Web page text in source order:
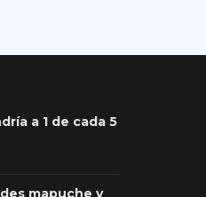
a 1 de cada 5
mapuche y